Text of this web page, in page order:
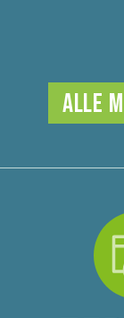
ALLE